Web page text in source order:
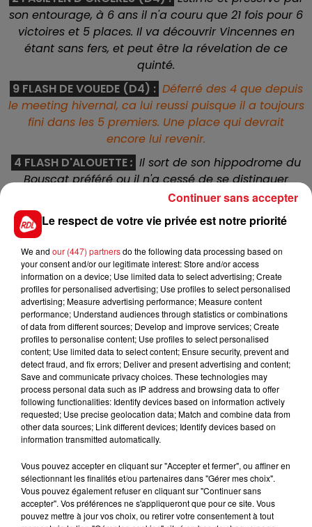
son entourage, à 6 ans il n'a couru que 21 fois pour 6
victoires et 5 places. Il va découvrir Vincennes en
étant sans fers, et peut être la révelation de ce
quinté.
9 FLASH DE VOUEDE (D4) : Déferré des 4 que depuis
le meeting hivernal, ca lui reussi puisque il a toujours
fini dans les 5 premiers. Une place qui devrait
encore lui revenir.
4 FLASH D'ALOUETTE: Il sort de son hippodrome du
Bouscat préféré ou il n'a cessé de se distinguer
derniérement pour venir se frotter aux courses
parisiennes. Il en a sa chance vu sa forme du
moment.
12 ENZO SLIPPER (D4) :Lui aussi fait preuve de
régularité depuis plusieurs mois, bon vainqueur à La
Capelle mi-mars il trouve ici des conditions
intérèssantes pour terminer dans la combinaison de
ce quinté.
11 ECRIN DU DROPT:Trés bon cheval du sud-ouest, il
a peu de marge dans ce genre de lot, mais il donne
toujours le meilleur de lui-même en course. Peut
accrocher une 5 éme place.
*********************
FIL D'ACTUS
Le respect de votre vie privée est notre priorité
We and our (447) partnersdo the following data processing based on
your consent and/or our legitimate interest: Store and/or access
information on a device; Use limited data to select advertising; Create
profiles for personalised advertising; Use profiles to select personalised
advertising; Measure advertising performance; Measure content
performance; Understand audiences through statistics or combinations
of data from different sources; Develop and improve services; Create
profiles to personalise content; Use profiles to select personalised
content; Use limited data to select content; Ensure security, prevent and
detect fraud, and fix errors; Deliver and present advertising and content;
Save and communicate privacy choices. These technologies may
process personal data such as IP address and browsing data to offer
following functionalities: Identify devices based on information actively
requested; Use precise geolocation data; Match and combine data from
other data sources; Link different devices; Identify devices based on
information transmitted automatically.
Vous pouvez accepter en cliquant sur "Accepter et fermer", ou affiner en
sélectionnant les finalités et/ou partenaires dans "Gérer mes choix".
Vous pouvez également refuser en cliquant sur "Continuer sans
accepter". Vos préférences ne s'appliqueront que pour ce site. Vous
pouvez mettre à jour vos choix, ou retirer votre consentement à tout
Continuer sans accepter